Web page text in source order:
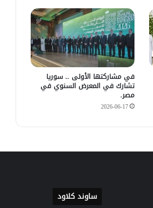
سليمان عبد الباقي مدير أمن السويداء
يكشف سبب انفجار مركبة على طريق
دمشق
في زيارته الأولى .. الرئيس الفرنسي
يصل إلى سوريا.
في مشاركتها الأولى .. سوريا
تشارك في المعرض السنوي في
مصر.
2026-06-17
ساوند كلاود